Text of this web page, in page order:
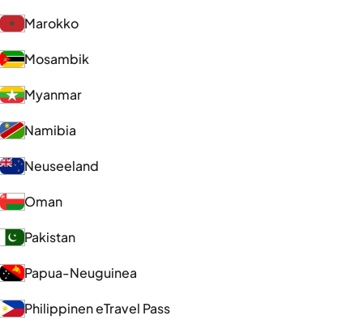
Marokko
Mosambik
Myanmar
Namibia
Neuseeland
Oman
Pakistan
Papua-Neuguinea
Philippinen eTravel Pass